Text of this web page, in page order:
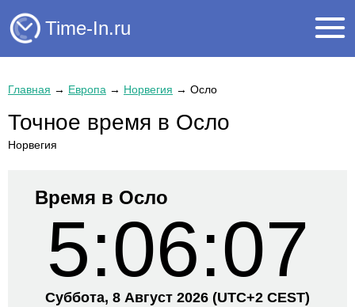
Time-In.ru
Главная → Европа → Норвегия → Осло
Точное время в Осло
Норвегия
Время в Осло
5:06:07
Суббота, 8 Август 2026 (UTC+2 CEST)